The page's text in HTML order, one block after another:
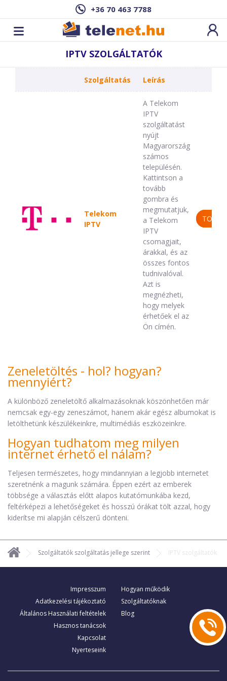
+36 70 463 7788
IPTV SZOLGÁLTATÓK
Szolgáltatás Leírás
Telekom
IPTV
A Telekom
IPTV
szolgáltatást
nyújt
Magyarország
számos
településén.
Kattintson a
tovább
gombra és
megmutatjuk,
a Telekom
IPTV
csomagjait,
árakkal, és az
összes fontos
tudnivalóval.
Azt is
megnézheti,
hogy melyek
érhetőek el az
Ön címén.
Zeneletöltés - hol? hogyan?
mennyiért?
A különböző zeneletöltő alkalmazásoknak köszönhetően már
nemcsak egy-egy zeneszámot, hanem akár egész albumokat is
letölthetünk készülékeinkre, multimédiás eszközeinkre.
Hogyan tudhatom meg milyen
internet érhető el nálam?
Teljesen természetes, hogy mindannyian a legjobb internetet
szeretnénk a magunk számára. Éppen ezért az emberek
többsége a választás előtt alapos kutatómunkába kezd,
feltérképezi a lehetőségeket és hosszú órákat tölt azzal, hogy
kiderítse mi alapján célszerű dönteni.
Szolgáltatók szolgáltatás jellege szerint IPTV szolgáltatók
Impresszum
Adatkezelési tájékoztató
Általános Használati feltételek
Hasznos tanácsok
Kapcsolat
Nyerteseink
Hogyan működik
Szolgáltatóknak
Blog